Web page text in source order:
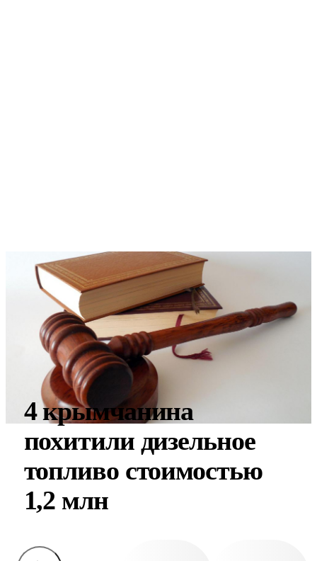
4 крымчанина
похитили дизельное
топливо стоимостью
1,2 млн